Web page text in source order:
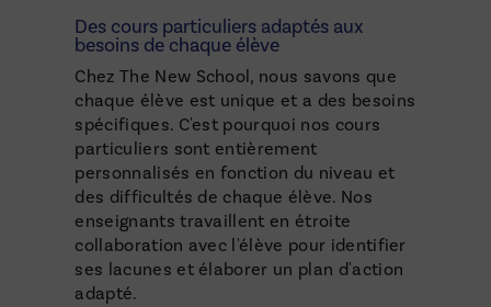
Des cours particuliers adaptés aux
besoins de chaque élève
Chez The New School, nous savons que
chaque élève est unique et a des besoins
spécifiques. C'est pourquoi nos cours
particuliers sont entièrement
personnalisés en fonction du niveau et
des difficultés de chaque élève. Nos
enseignants travaillent en étroite
collaboration avec l'élève pour identifier
ses lacunes et élaborer un plan d'action
adapté.